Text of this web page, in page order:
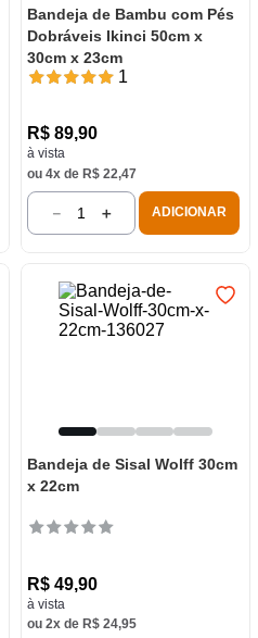
Bandeja de Bambu com Pés
Dobráveis Ikinci 50cm x
30cm x 23cm
1
R$ 89,90
à vista
ou 4x de R$ 22,47
＋
－ ADICIONAR
Bandeja de Sisal Wolff 30cm
x 22cm
R$ 49,90
à vista
ou 2x de R$ 24,95